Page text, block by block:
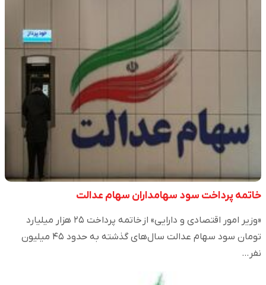
خاتمه پرداخت سود سهامداران سهام عدالت
«وزیر امور اقتصادی و دارایی» از خاتمه پرداخت ۲۵ هزار میلیارد
تومان سود سهام عدالت سال‌های گذشته به حدود ۴۵ میلیون
نفر…